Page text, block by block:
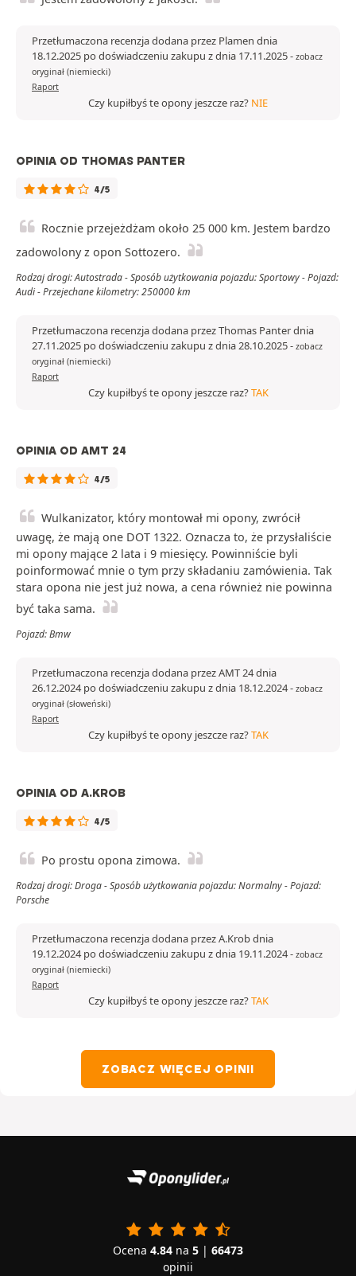
Przetłumaczona recenzja dodana przez Plamen dnia
18.12.2025 po doświadczeniu zakupu z dnia 17.11.2025- zobacz
oryginał (niemiecki)
Raport
Czy kupiłbyś te opony jeszcze raz? NIE
OPINIA OD THOMAS PANTER
4/5
Rocznie przejeżdżam około 25 000 km. Jestem bardzo
zadowolony z opon Sottozero.
Rodzaj drogi: Autostrada - Sposób użytkowania pojazdu: Sportowy - Pojazd:
Audi - Przejechane kilometry: 250000 km
Przetłumaczona recenzja dodana przez Thomas Panter dnia
27.11.2025 po doświadczeniu zakupu z dnia 28.10.2025- zobacz
oryginał (niemiecki)
Raport
Czy kupiłbyś te opony jeszcze raz?TAK
OPINIA OD AMT 24
4/5
Wulkanizator, który montował mi opony, zwrócił
uwagę, że mają one DOT 1322. Oznacza to, że przysłaliście
mi opony mające 2 lata i 9 miesięcy. Powinniście byli
poinformować mnie o tym przy składaniu zamówienia. Tak
stara opona nie jest już nowa, a cena również nie powinna
być taka sama.
Pojazd: Bmw
Przetłumaczona recenzja dodana przez AMT 24 dnia
26.12.2024 po doświadczeniu zakupu z dnia 18.12.2024- zobacz
oryginał (słoweński)
Raport
Czy kupiłbyś te opony jeszcze raz?TAK
OPINIA OD A.KROB
4/5
Po prostu opona zimowa.
Rodzaj drogi: Droga - Sposób użytkowania pojazdu: Normalny - Pojazd:
Porsche
Przetłumaczona recenzja dodana przez A.Krob dnia
19.12.2024 po doświadczeniu zakupu z dnia 19.11.2024- zobacz
oryginał (niemiecki)
Raport
Czy kupiłbyś te opony jeszcze raz?TAK
ZOBACZ WIĘCEJ OPINII
Ocena 4.84 na 5 | 66473
opinii